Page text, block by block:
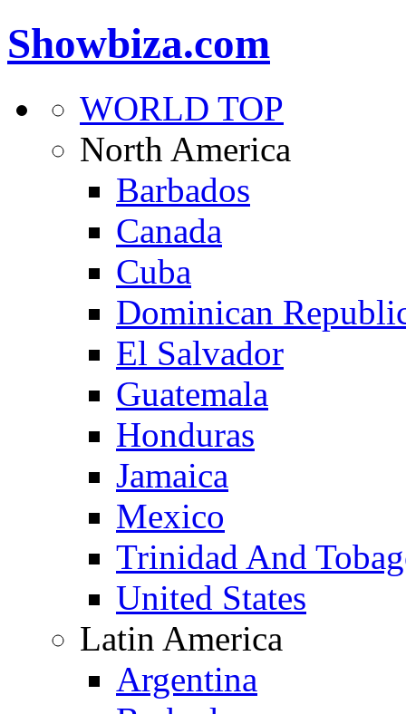
Showbiza.com
WORLD TOP
North America
Barbados
Canada
Cuba
Dominican
El Salvador
Guatemala
Honduras
Jamaica
Mexico
Trinidad And
United States
Latin America
Argentina